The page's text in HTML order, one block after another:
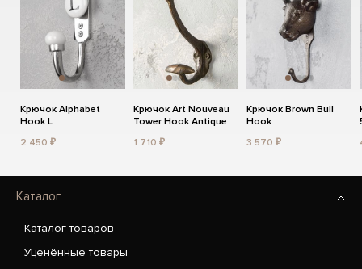
Крючок Alphabet
Hook L
2 450 ₽
Крючок Art Nouveau
Tower Hook Antique
1 710 ₽
Крючок Brown Bull
Hook
3 570 ₽
Каталог
Каталог товаров
Уценённые товары